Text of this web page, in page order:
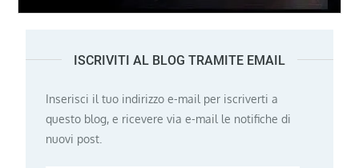
ISCRIVITI AL BLOG TRAMITE EMAIL
Inserisci il tuo indirizzo e-mail per iscriverti a
questo blog, e ricevere via e-mail le notifiche di
nuovi post.